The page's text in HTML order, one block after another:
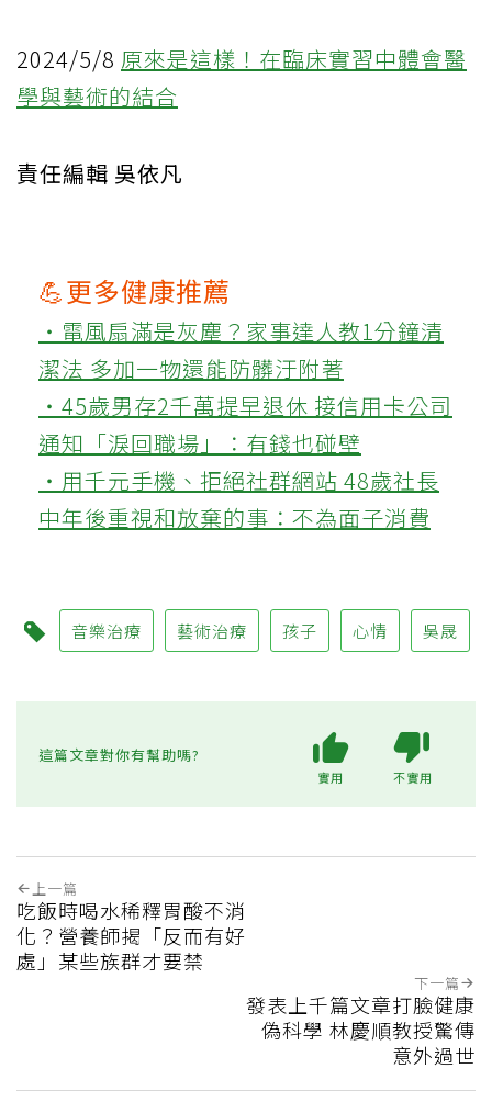
2024/5/8 原來是這樣！在臨床實習中體會醫
學與藝術的結合
責任編輯 吳依凡
💪更多健康推薦
‧電風扇滿是灰塵？家事達人教1分鐘清
潔法 多加一物還能防髒汙附著
‧45歲男存2千萬提早退休 接信用卡公司
通知「淚回職場」：有錢也碰壁
‧用千元手機、拒絕社群網站 48歲社長
中年後重視和放棄的事：不為面子消費
音樂治療 藝術治療 孩子 心情 吳晟
這篇文章對你有幫助嗎?
實用 不實用
上一篇
吃飯時喝水稀釋胃酸不消
化？營養師揭「反而有好
處」某些族群才要禁
下一篇
發表上千篇文章打臉健康
偽科學 林慶順教授驚傳
意外過世